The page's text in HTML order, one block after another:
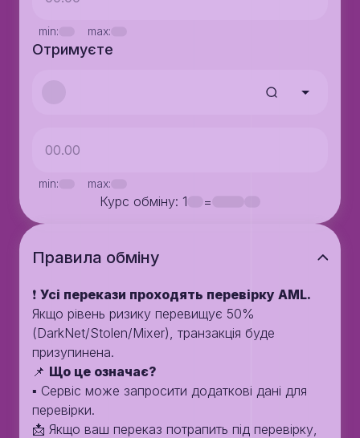
min: max:
Отримуєте
min: max:
Курс обміну: 1 =
Правила обмiну
❗️ Усі перекази проходять перевірку AML.
Якщо рівень ризику перевищує 50%
(DarkNet/Stolen/Mixer), транзакція буде
призупинена.
📌 Що це означає?
▪️ Сервіс може запросити додаткові дані для
перевірки.
📩 Якщо ваш переказ потрапить під перевірку,